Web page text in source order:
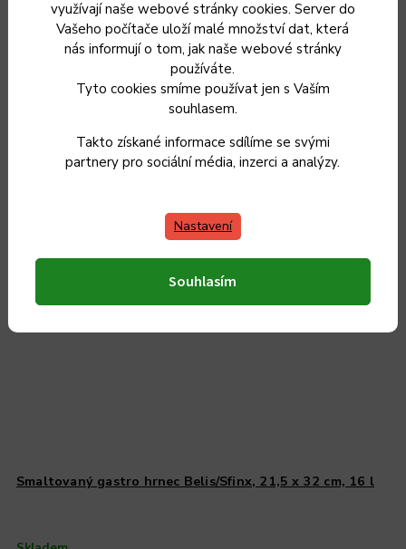
využívají naše webové stránky cookies. Server do
Vašeho počítače uloží malé množství dat, která
nás informují o tom, jak naše webové stránky
používáte.
Tyto cookies smíme používat jen s Vaším
souhlasem.
Takto získané informace sdílíme se svými
partnery pro sociální média, inzerci a analýzy.
Nastavení
Souhlasím
Skladem
1 499 Kč
Do košíku
Smaltovaný gastro hrnec Belis/Sfinx, 21,5 x 32 cm, 16 l